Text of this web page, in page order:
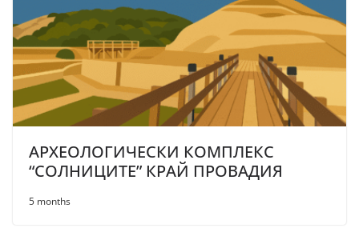
АРХЕОЛОГИЧЕСКИ КОМПЛЕКС
“СОЛНИЦИТЕ” КРАЙ ПРОВАДИЯ
5 months